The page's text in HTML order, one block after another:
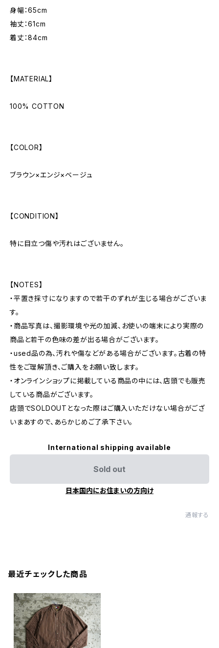
身幅：65cm
袖丈：61cm
着丈：84cm
【MATERIAL】
100% COTTON
【COLOR】
ブラウン×エンジ×ベージュ
【CONDITION】
特に目立つ傷や汚れはございません。
【NOTES】
・平置き採寸になりますので若干のずれが生じる場合がございま
す。
・商品写真は、撮影環境や光の加減、お使いの端末により実際の
商品と若干の色味の差が出る場合がございます。
・used品の為、汚れや傷などがある場合がございます。古着の特
性をご理解頂き、ご購入をお願い致します。
・オンラインショップに掲載している商品の中には、店頭でも販売
している商品がございます。
店頭でSOLDOUTとなった際はご購入いただけない場合がござ
いまあすので、あらかじめご了承下さい。
International shipping available
Sold out
日本国内にお住まいの方向け
通報する
最近チェックした商品